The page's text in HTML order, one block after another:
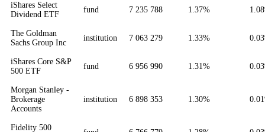
iShares Select
Dividend ETF
fund 7 235 788 1.37%
The Goldman
Sachs Group Inc
institution 7 063 279 1.33%
iShares Core S&P
500 ETF
fund 6 956 990 1.31%
Morgan Stanley -
Brokerage
Accounts
institution 6 898 353 1.30%
Fidelity 500